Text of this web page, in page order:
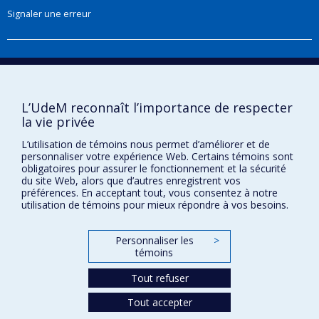
sur la démence).
multidisciplinaires visant à évaluer les impacts sur
ses recherches est de fournir des données
santé des expositions environnementales et
pour orienter les programmes de protection de
la santé.
Une liste des publications d’Audrey Smargiassi se
trouve à l’adresse suivante:
https://www.ncbi.nlm.nih.gov/myncbi/
Audrey Smargiassi’s interests relate to health
Signaler une erreur
Boîte à outils
Paramètres des témoins
L’UdeM reconnaît l’importance de respecter
la vie privée
L’utilisation de témoins nous permet d’améliorer et de
personnaliser votre expérience Web. Certains témoins sont
obligatoires pour assurer le fonctionnement et la sécurité
du site Web, alors que d’autres enregistrent vos
préférences. En acceptant tout, vous consentez à notre
utilisation de témoins pour mieux répondre à vos besoins.
Personnaliser les
témoins
>
Tout refuser
Tout accepter